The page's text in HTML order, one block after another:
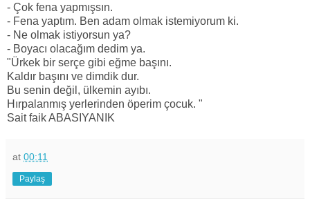
- Çok fena yapmışsın.
- Fena yaptım. Ben adam olmak istemiyorum ki.
- Ne olmak istiyorsun ya?
- Boyacı olacağım dedim ya.
"Ürkek bir serçe gibi eğme başını.
Kaldır başını ve dimdik dur.
Bu senin değil, ülkemin ayıbı.
Hırpalanmış yerlerinden öperim çocuk. "
Sait faik ABASIYANIK
at 00:11
Paylaş